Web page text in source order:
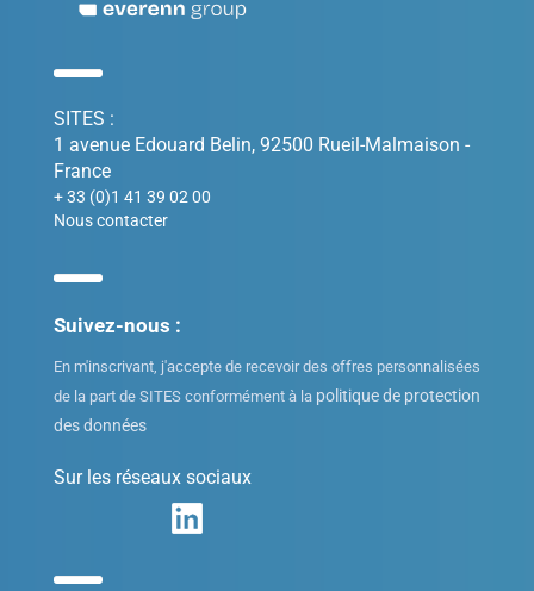
SITES :
1 avenue Edouard Belin, 92500 Rueil-Malmaison -
France
+ 33 (0)1 41 39 02 00
Nous contacter
Suivez-nous :
En m'inscrivant, j'accepte de recevoir des offres personnalisées
de la part de SITES conformément à la politique de protection
des données
Sur les réseaux sociaux